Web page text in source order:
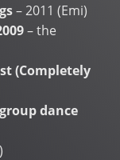
– 2011 (Emi)
– the
(Completely
dance